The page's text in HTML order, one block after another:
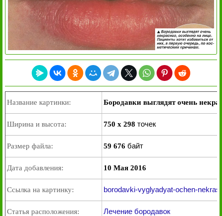
Название картинки: Бородавки выглядят очень
Ширина и высота: 750 x 298 точек
Размер файла: 59 676 байт
Дата добавления: 10 Мая 2016
Ссылка на картинку: borodavki-vyglyadyat-ochen-
Статья расположения: Лечение бородавок